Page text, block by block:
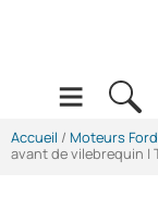
Accueil / Moteurs Ford
avant de vilebrequin |